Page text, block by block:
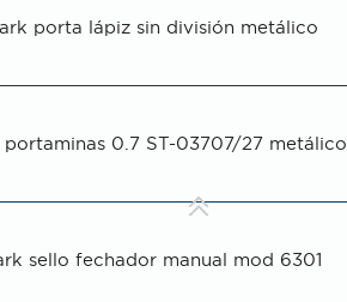
porta lápiz sin división metálico
portaminas 0.7 ST-03707/27 metálico
sello fechador manual mod 6301